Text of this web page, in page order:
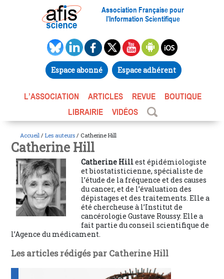
Association Française pour
l’Information Scientifique
Espace abonné Espace adhérent
L’ASSOCIATION ARTICLES REVUE
BOUTIQUE
LIBRAIRIE
VIDÉOS
Accueil / Les auteurs / Catherine Hill
Catherine Hill
Catherine Hillest épidémiologiste
et biostatisticienne, spécialiste de
l’étude de la fréquence et des causes
du cancer, et de l’évaluation des
dépistages et des traitements. Elle a
été chercheuse à l’Institut de
cancérologie Gustave Roussy. Elle a
fait partie du conseil scientifique de
l’Agence du médicament.
Les articles rédigés par Catherine Hill